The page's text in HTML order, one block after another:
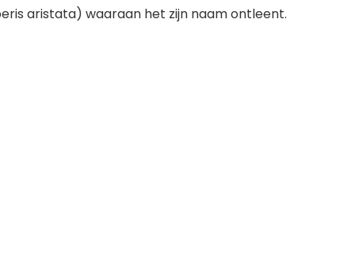
aristata) waaraan het zijn naam ontleent.